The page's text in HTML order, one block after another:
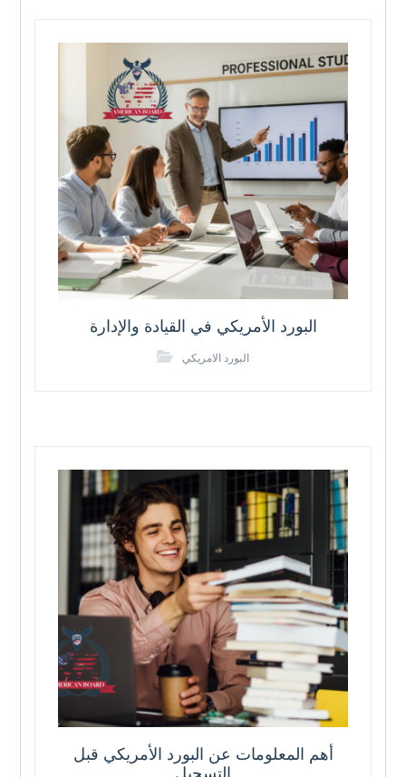
البورد الأمريكي في القيادة والإدارة
البورد الامريكي
أهم المعلومات عن البورد الأمريكي قبل